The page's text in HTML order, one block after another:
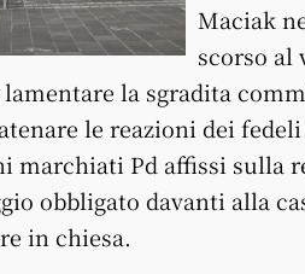
Maciak
scorso al
la sgradita
le reazioni dei
marchiati Pd affissi sulla
obbligato davanti alla
in chiesa.